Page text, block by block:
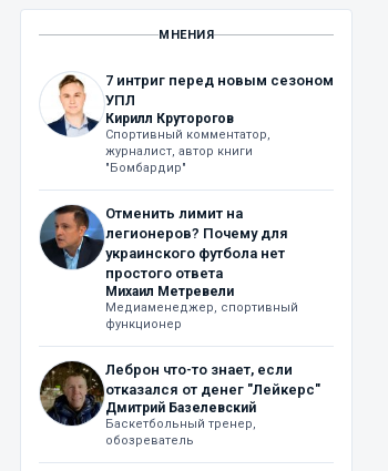
МНЕНИЯ
7 интриг перед новым сезоном
УПЛ
Кирилл Круторогов
Спортивный комментатор,
журналист, автор книги
"Бомбардир"
Отменить лимит на
легионеров? Почему для
украинского футбола нет
простого ответа
Михаил Метревели
Медиаменеджер, спортивный
функционер
Леброн что-то знает, если
отказался от денег "Лейкерс"
Дмитрий Базелевский
Баскетбольный тренер,
обозреватель